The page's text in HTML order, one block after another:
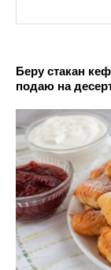
Беру стакан
подаю на